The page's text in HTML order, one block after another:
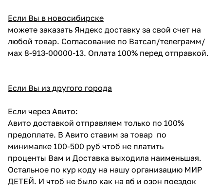
Если Вы в новосибирске
можете заказать Яндекс доставку за свой счет на
любой товар. Согласование по Ватсап/телеграмм/
мах 8-913-00000-13. Оплата 100% перед отправкой.
Если Вы из другого города
Если через Авито:
Авито доставкой отправляем только по 100%
предоплате. В Авито ставим за товар по
минималке 100-500 руб чтоб не платить
проценты Вам и Доставка выходила наименьшая.
Остальное по кур коду на нашу организацию МИР
ДЕТЕЙ. И чтоб не было как на вб и озон поездок